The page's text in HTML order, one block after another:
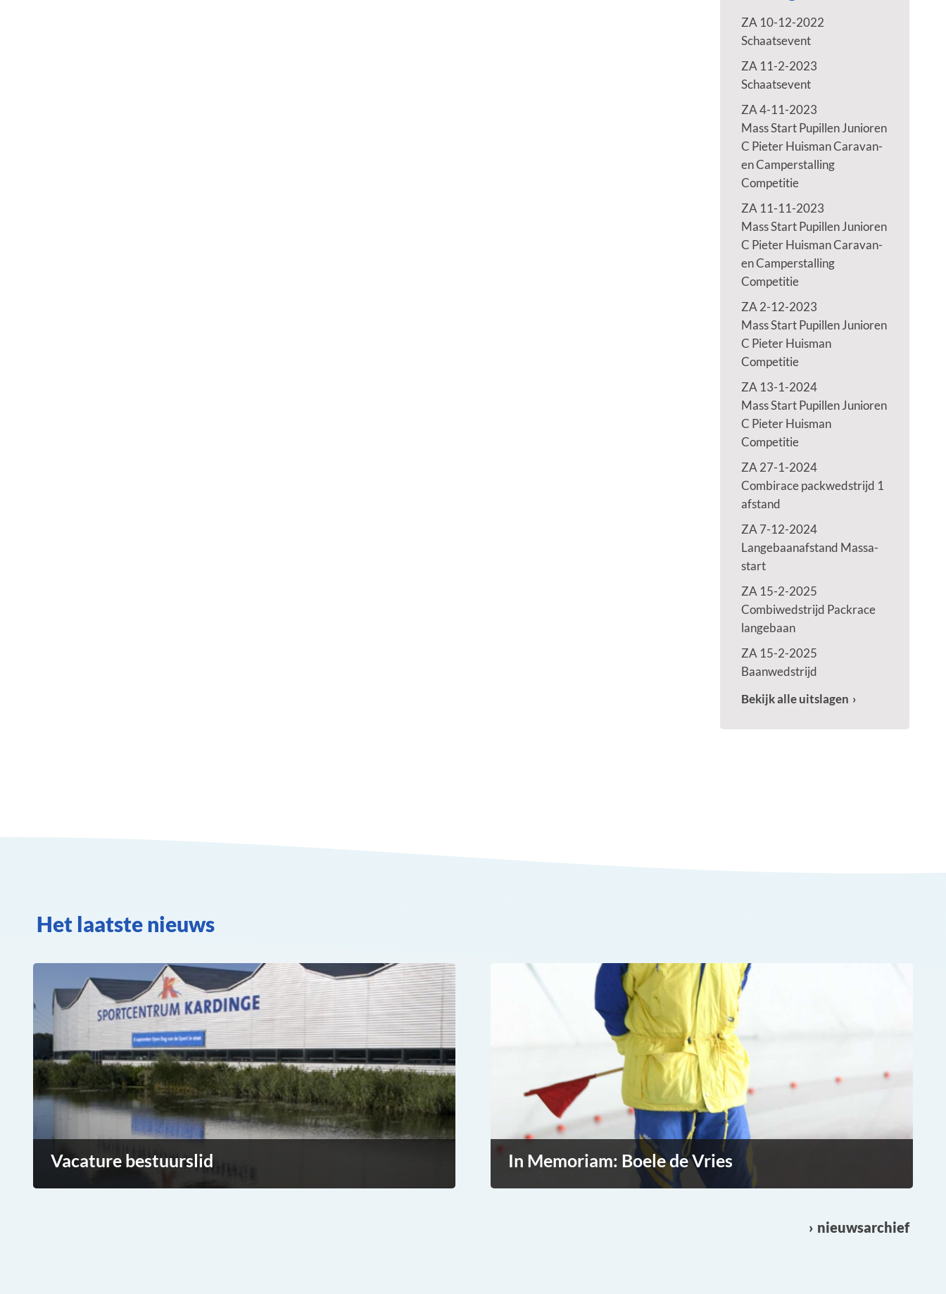
ZA 10-12-2022
Schaatsevent
ZA 11-2-2023
Schaatsevent
ZA 4-11-2023
Mass Start Pupillen Junioren
C Pieter Huisman Caravan-
en Camperstalling
Competitie
ZA 11-11-2023
Mass Start Pupillen Junioren
C Pieter Huisman Caravan-
en Camperstalling
Competitie
ZA 2-12-2023
Mass Start Pupillen Junioren
C Pieter Huisman
Competitie
ZA 13-1-2024
Mass Start Pupillen Junioren
C Pieter Huisman
Competitie
ZA 27-1-2024
Combirace packwedstrijd 1
afstand
ZA 7-12-2024
Langebaanafstand Massa-
start
ZA 15-2-2025
Combiwedstrijd Packrace
langebaan
ZA 15-2-2025
Baanwedstrijd
Bekijk alle uitslagen
Het laatste nieuws
Vacature bestuurslid In Memoriam: Boele de Vries
nieuwsarchief